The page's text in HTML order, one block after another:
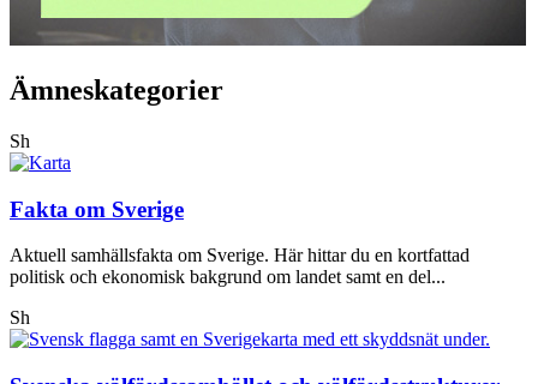
Ämneskategorier
Sh
Fakta om Sverige
Aktuell samhällsfakta om Sverige. Här hittar du en kortfattad
politisk och ekonomisk bakgrund om landet samt en del...
Sh